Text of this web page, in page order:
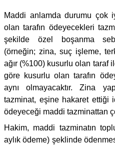
Maddi anlamda durumu çok
olan tarafın ödeyecekleri
şekilde özel boşanma
(örneğin; zina, suç işleme,
ağır (%100) kusurlu olan taraf
göre kusurlu olan tarafın
aynı olmayacaktır. Zina
tazminat, eşine hakaret ettiği
ödeyeceği maddi tazminattan
Hakim, maddi tazminatın
aylık ödeme) şeklinde